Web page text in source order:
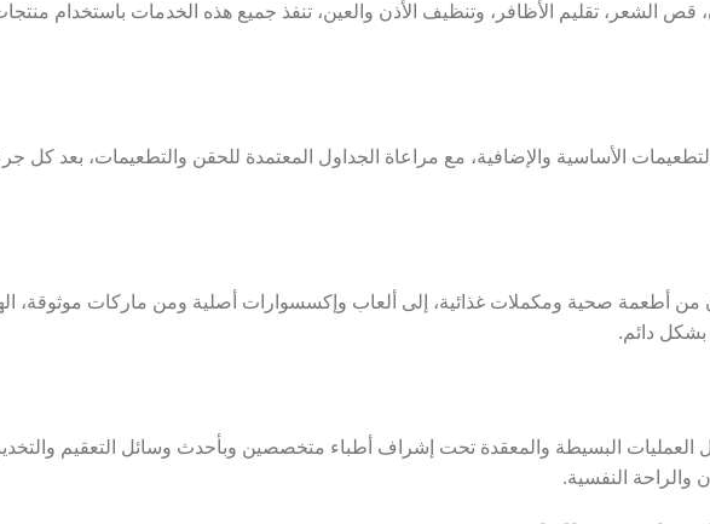
الشعر، تقليم الأظافر، وتنظيف الأذن والعين، تنفذ جميع هذه الخدمات باستخدام
الأساسية والإضافية، مع مراعاة الجداول المعتمدة للحقن والتطعيمات، بعد كل
من أطعمة صحية ومكملات غذائية، إلى ألعاب وإكسسوارات أصلية ومن ماركات موثوقة،
دائم.
العمليات البسيطة والمعقدة تحت إشراف أطباء متخصصين وبأحدث وسائل التعقيم
النفسية.